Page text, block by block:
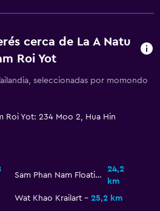
comunes
cerca de La A Natu
Roi Yot
seleccionadas por momondo
Roi Yot: 234 Moo 2, Hua Hin
Sam Phan Nam Floating Market
24,2
km
Wat Khao Krailart 25,2 km